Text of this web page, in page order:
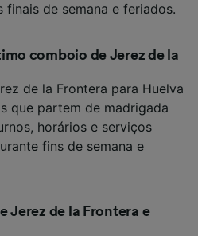
de semana e feriados.
comboio de Jerez de la
de la Frontera para Huelva
que partem de madrigada
horários e serviços
fins de semana e
Jerez de la Frontera e